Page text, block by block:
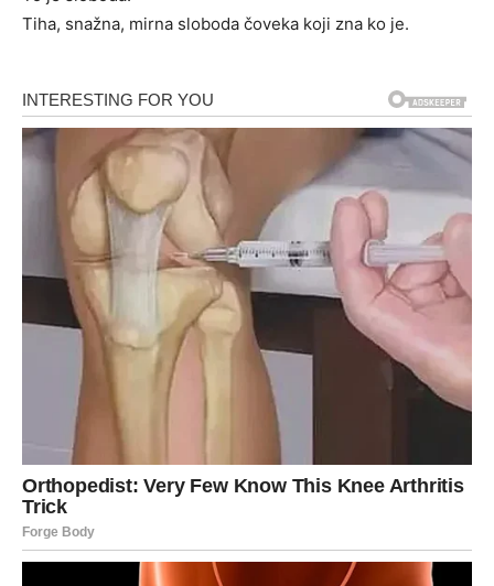
Tiha, snažna, mirna sloboda čoveka koji zna ko je.